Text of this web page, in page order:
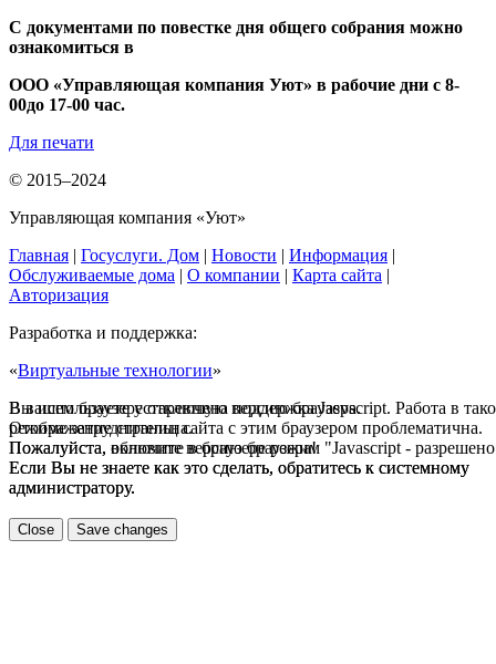
С документами по повестке дня общего собрания можно
ознакомиться в
ООО «Управляющая компания Уют» в рабочие дни с 8-
00до 17-00 час.
Для печати
© 2015–2024
Управляющая компания «Уют»
Главная | Госуслуги. Дом | Новости | Информация |
Обслуживаемые дома | О компании | Карта сайта |
Авторизация
Разработка и поддержка:
«Виртуальные технологии»
В вашем браузере отключена поддержка Jasvscript. Работа в
режиме затруднительна.
Пожалуйста, включите в браузере режим "Javascript -
Если Вы не знаете как это сделать, обратитесь к системному
администратору.
Вы используете устаревшую версию браузера.
Отображение страниц сайта с этим браузером проблематична.
Пожалуйста, обновите версию браузера!
Если Вы не знаете как это сделать, обратитесь к системному
администратору.
Close Save changes